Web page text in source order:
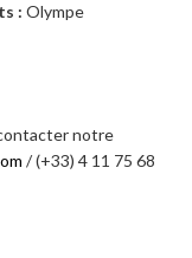
: Olympe
notre
/ (+33) 4 11 75 68